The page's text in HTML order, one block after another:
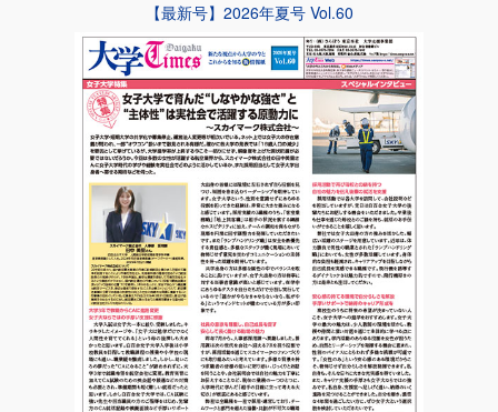
【最新号】2026年夏号 Vol.60